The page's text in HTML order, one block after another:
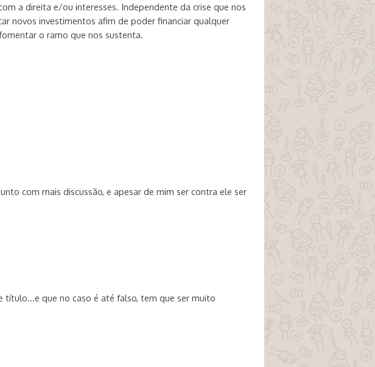
a direita e/ou interesses. Independente da crise que nos
novos investimentos afim de poder financiar qualquer
o ramo que nos sustenta.
com mais discussão, e apesar de mim ser contra ele ser
título…e que no caso é até falso, tem que ser muito